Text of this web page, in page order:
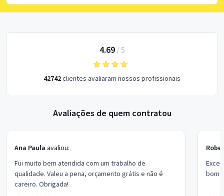
4.69/ 5
42742clientes avaliaram nossos profissionais
Avaliações de quem contratou
Ana Paula avaliou:
Fui muito bem atendida com um trabalho de
qualidade. Valeu a pena, orçamento grátis e não é
careiro. Obrigada!
bom